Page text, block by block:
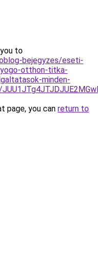
to
bejegyzes/eseti-
otthon-titka-
minden-
page, you can return to